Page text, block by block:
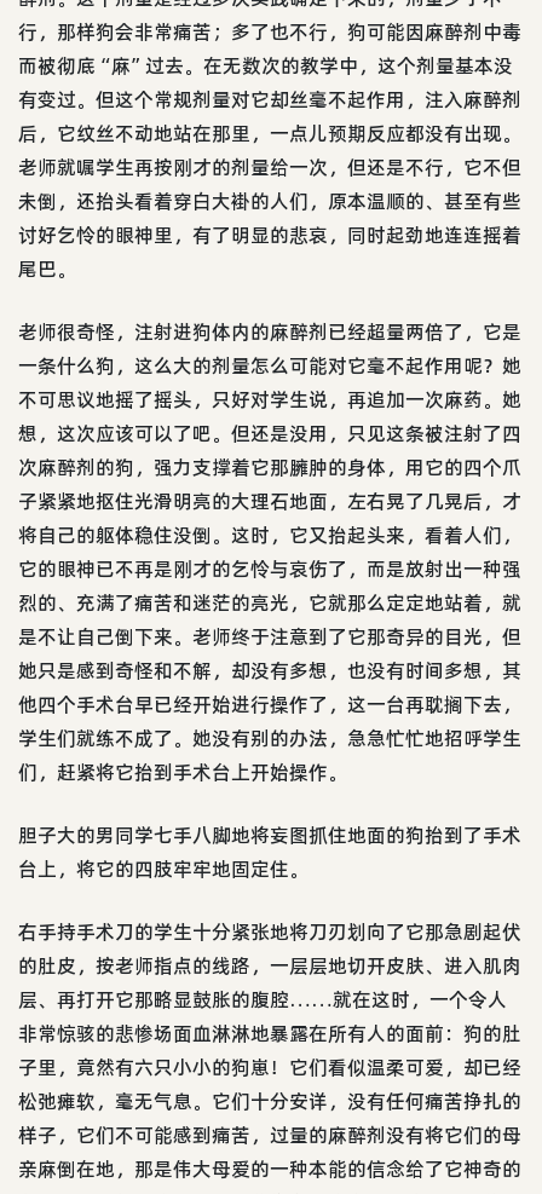
行，那样狗会非常痛苦；多了也不行，狗可能因麻醉剂中毒
而被彻底“麻”过去。在无数次的教学中，这个剂量基本没
有变过。但这个常规剂量对它却丝毫不起作用，注入麻醉剂
后，它纹丝不动地站在那里，一点儿预期反应都没有出现。
老师就嘱学生再按刚才的剂量给一次，但还是不行，它不但
未倒，还抬头看着穿白大褂的人们，原本温顺的、甚至有些
讨好乞怜的眼神里，有了明显的悲哀，同时起劲地连连摇着
尾巴。
老师很奇怪，注射进狗体内的麻醉剂已经超量两倍了，它是
一条什么狗，这么大的剂量怎么可能对它毫不起作用呢？她
不可思议地摇了摇头，只好对学生说，再追加一次麻药。她
想，这次应该可以了吧。但还是没用，只见这条被注射了四
次麻醉剂的狗，强力支撑着它那臃肿的身体，用它的四个爪
子紧紧地抠住光滑明亮的大理石地面，左右晃了几晃后，才
将自己的躯体稳住没倒。这时，它又抬起头来，看着人们，
它的眼神已不再是刚才的乞怜与哀伤了，而是放射出一种强
烈的、充满了痛苦和迷茫的亮光，它就那么定定地站着，就
是不让自己倒下来。老师终于注意到了它那奇异的目光，但
她只是感到奇怪和不解，却没有多想，也没有时间多想，其
他四个手术台早已经开始进行操作了，这一台再耽搁下去，
学生们就练不成了。她没有别的办法，急急忙忙地招呼学生
们，赶紧将它抬到手术台上开始操作。
胆子大的男同学七手八脚地将妄图抓住地面的狗抬到了手术
台上，将它的四肢牢牢地固定住。
右手持手术刀的学生十分紧张地将刀刃划向了它那急剧起伏
的肚皮，按老师指点的线路，一层层地切开皮肤、进入肌肉
层、再打开它那略显鼓胀的腹腔……就在这时，一个令人
非常惊骇的悲惨场面血淋淋地暴露在所有人的面前：狗的肚
子里，竟然有六只小小的狗崽！它们看似温柔可爱，却已经
松弛瘫软，毫无气息。它们十分安详，没有任何痛苦挣扎的
样子，它们不可能感到痛苦，过量的麻醉剂没有将它们的母
亲麻倒在地，那是伟大母爱的一种本能的信念给了它神奇的